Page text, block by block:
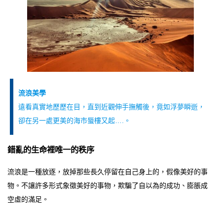
流浪美學
遠看真實地歷歷在目，直到近觀伸手撫觸後，竟如浮夢瞬逝，
卻在另一處更美的海市蜃樓又起….。
錯亂的生命裡唯一的秩序
流浪是一種放逐，放掉那些長久停留在自己身上的，假像美好的事
物。不讓許多形式象徵美好的事物，欺騙了自以為的成功、膨脹成
空虛的滿足。